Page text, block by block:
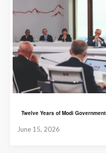
Twelve Years of Modi
June 15, 2026